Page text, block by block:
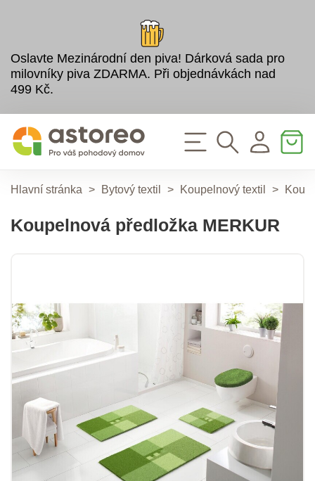
Oslavte Mezinárodní den piva! Dárková sada pro
milovníky piva ZDARMA. Při objednávkách nad
499 Kč.
Hlavní stránka > Bytový textil > Koupelnový textil >
Koupelnová předložka MERKUR